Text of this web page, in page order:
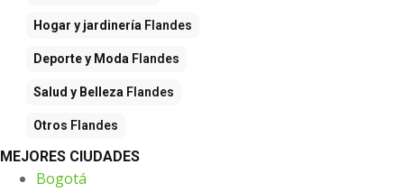
Hogar y jardinería Flandes
Deporte y Moda Flandes
Salud y Belleza Flandes
Otros Flandes
MEJORES CIUDADES
Bogotá